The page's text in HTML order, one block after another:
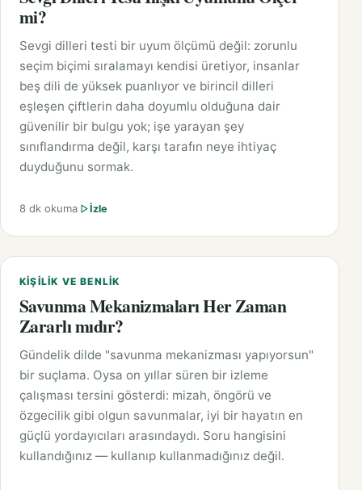
mi?
Sevgi dilleri testi bir uyum ölçümü değil: zorunlu
seçim biçimi sıralamayı kendisi üretiyor, insanlar
beş dili de yüksek puanlıyor ve birincil dilleri
eşleşen çiftlerin daha doyumlu olduğuna dair
güvenilir bir bulgu yok; işe yarayan şey
sınıflandırma değil, karşı tarafın neye ihtiyaç
duyduğunu sormak.
8 dk okuma İzle
KIŞILIK VE BENLIK
Savunma Mekanizmaları Her Zaman
Zararlı mıdır?
Gündelik dilde "savunma mekanizması yapıyorsun"
bir suçlama. Oysa on yıllar süren bir izleme
çalışması tersini gösterdi: mizah, öngörü ve
özgecilik gibi olgun savunmalar, iyi bir hayatın en
güçlü yordayıcıları arasındaydı. Soru hangisini
kullandığınız — kullanıp kullanmadığınız değil.